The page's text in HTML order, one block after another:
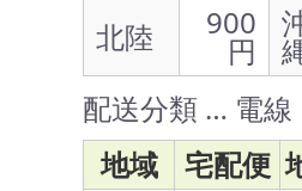
北陸
900
円
配送分類 … 電
地域
宅配便